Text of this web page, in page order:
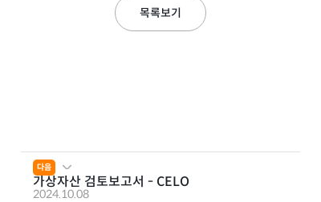
목록보기
다음
가상자산 검토보고서 - CELO
2024.10.08